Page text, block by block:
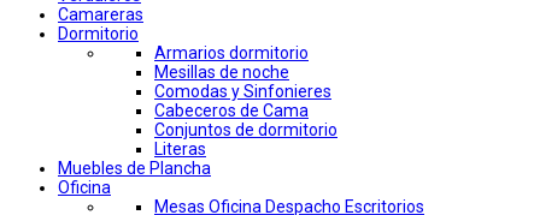
Camareras
Dormitorio
Armarios dormitorio
Mesillas de noche
Comodas y Sinfonieres
Cabeceros de Cama
Conjuntos de dormitorio
Literas
Muebles de Plancha
Oficina
Mesas Oficina Despacho Escritorios